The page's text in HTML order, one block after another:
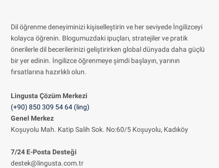
Dil öğrenme deneyiminizi kişiselleştirin ve her seviyede İngilizceyi
kolayca öğrenin. Blogumuzdaki ipuçları, stratejiler ve pratik
önerilerle dil becerilerinizi geliştirirken global dünyada daha güçlü
bir yer edinin. İngilizce öğrenmeye şimdi başlayın, yarının
fırsatlarına hazırlıklı olun.
Lingusta Çözüm Merkezi
(+90) 850 309 54 64 (ling)
Genel Merkez
Koşuyolu Mah. Katip Salih Sok. No:60/5 Koşuyolu, Kadıköy
7/24 E-Posta Desteği
destek@lingusta.com.tr